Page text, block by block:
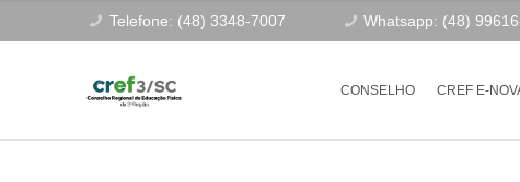
Telefone: (48) 3348-7007 Whatsapp: (48)
CONSELHO CREF E-